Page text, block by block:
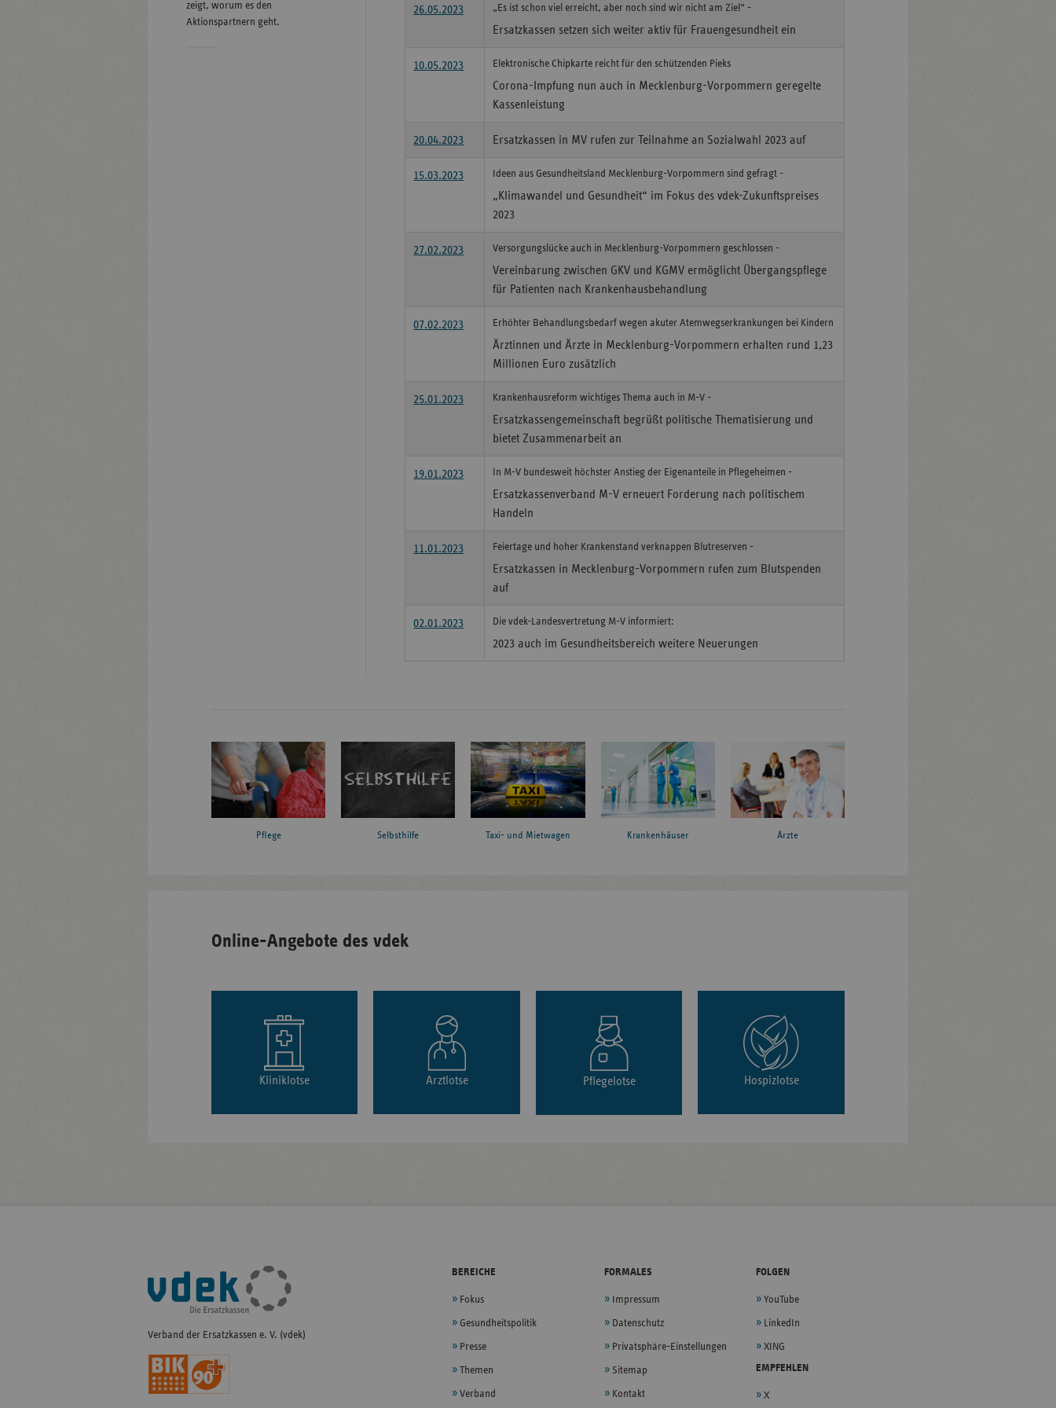
26.05.2023 „Es ist schon viel erreicht, aber noch sind wir nicht am Ziel“ -
Ersatzkassen setzen sich weiter aktiv für Frauengesundheit ein
10.05.2023 Elektronische Chipkarte reicht für den schützenden Pieks
Corona-Impfung nun auch in Mecklenburg-Vorpommern geregelte
Kassenleistung
20.04.2023 Ersatzkassen in MV rufen zur Teilnahme an Sozialwahl 2023 auf
15.03.2023 Ideen aus Gesundheitsland Mecklenburg-Vorpommern sind gefragt -
„Klimawandel und Gesundheit“ im Fokus des vdek-Zukunftspreises
2023
27.02.2023 Versorgungslücke auch in Mecklenburg-Vorpommern geschlossen -
Vereinbarung zwischen GKV und KGMV ermöglicht Übergangspflege
für Patienten nach Krankenhausbehandlung
07.02.2023 Erhöhter Behandlungsbedarf wegen akuter Atemwegserkrankungen bei Kindern
Ärztinnen und Ärzte in Mecklenburg-Vorpommern erhalten rund 1,23
Millionen Euro zusätzlich
25.01.2023 Krankenhausreform wichtiges Thema auch in M-V -
Ersatzkassengemeinschaft begrüßt politische Thematisierung und
bietet Zusammenarbeit an
19.01.2023 In M-V bundesweit höchster Anstieg der Eigenanteile in Pflegeheimen -
Ersatzkassenverband M-V erneuert Forderung nach politischem
Handeln
11.01.2023 Feiertage und hoher Krankenstand verknappen Blutreserven -
Ersatzkassen in Mecklenburg-Vorpommern rufen zum Blutspenden
auf
02.01.2023 Die vdek-Landesvertretung M-V informiert:
2023 auch im Gesundheitsbereich weitere Neuerungen
zeigt, worum es den
Aktionspartnern geht.
Pflege Selbsthilfe Taxi- und Mietwagen Krankenhäuser Ärzte
Online-Angebote des vdek
Kliniklotse Arztlotse Pflegelotse Hospizlotse
Fußleisten-
Navigation
Verband der Ersatzkassen e. V. (vdek)
BEREICHE
Fokus
Gesundheitspolitik
Presse
Themen
Verband
FORMALES
Impressum
Datenschutz
Privatsphäre-Einstellungen
Sitemap
Kontakt
FOLGEN
YouTube
LinkedIn
XING
EMPFEHLEN
X